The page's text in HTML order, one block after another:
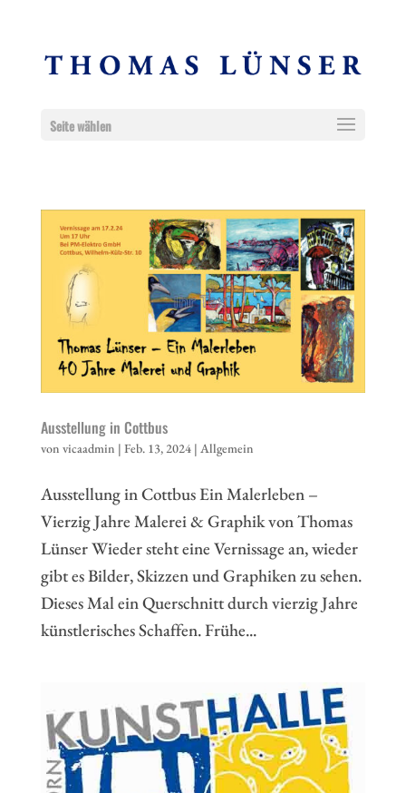
Seite wählen
Ausstellung in Cottbus
von vicaadmin | Feb. 13, 2024| Allgemein
Ausstellung in Cottbus Ein Malerleben –
Vierzig Jahre Malerei & Graphik von Thomas
Lünser Wieder steht eine Vernissage an, wieder
gibt es Bilder, Skizzen und Graphiken zu sehen.
Dieses Mal ein Querschnitt durch vierzig Jahre
künstlerisches Schaffen. Frühe...